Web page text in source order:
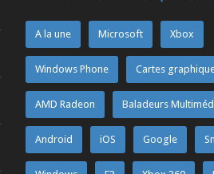
A la une Microsoft Xbox
Windows Phone Cartes
AMD Radeon Baladeurs
Android iOS Google